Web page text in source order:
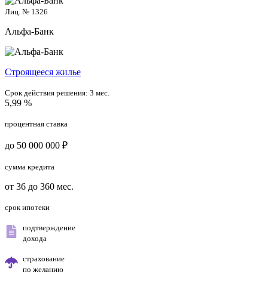
Лиц. № 1326
Альфа-Банк
Cтроящееся жилье
Срок действия решения: 3 мес.
5,99 %
процентная ставка
до 50 000 000 ₽
сумма кредита
от 36 до 360 мес.
срок ипотеки
подтверждение
дохода
страхование
по желанию